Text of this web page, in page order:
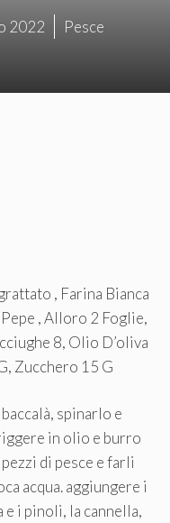
2022 Pesce
, Farina Bianca
, Alloro 2 Foglie,
8, Olio D’oliva
Zucchero 15 G
spinarlo e
in olio e burro
di pesce e farli
acqua. aggiungere i
e i pinoli, la cannella,